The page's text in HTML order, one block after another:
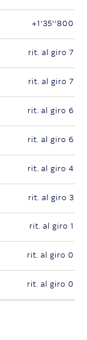
+1'35''800
rit. al giro 7
rit. al giro 7
rit. al giro 6
rit. al giro 6
rit. al giro 4
rit. al giro 3
rit. al giro 1
rit. al giro 0
rit. al giro 0